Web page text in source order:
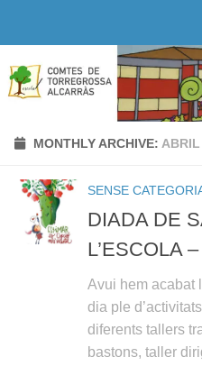
MONTHLY ARCHIVE:
SENSE
DIADA DE
L’ESCOLA
Avui hem acabat
dia ple
diferents tallers
bastons, taller